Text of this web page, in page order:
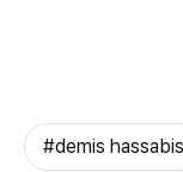
#demis hassabis